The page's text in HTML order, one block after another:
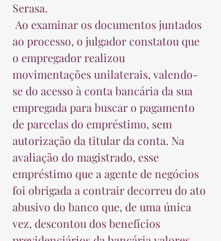
Serasa.
ao processo, o julgador constatou que
o empregador realizou
movimentações unilaterais, valendo-
se do acesso à conta bancária da sua
empregada para buscar o pagamento
de parcelas do empréstimo, sem
autorização da titular da conta. Na
avaliação do magistrado, esse
empréstimo que a agente de negócios
foi obrigada a contrair decorreu do ato
abusivo do banco que, de uma única
vez, descontou dos benefícios